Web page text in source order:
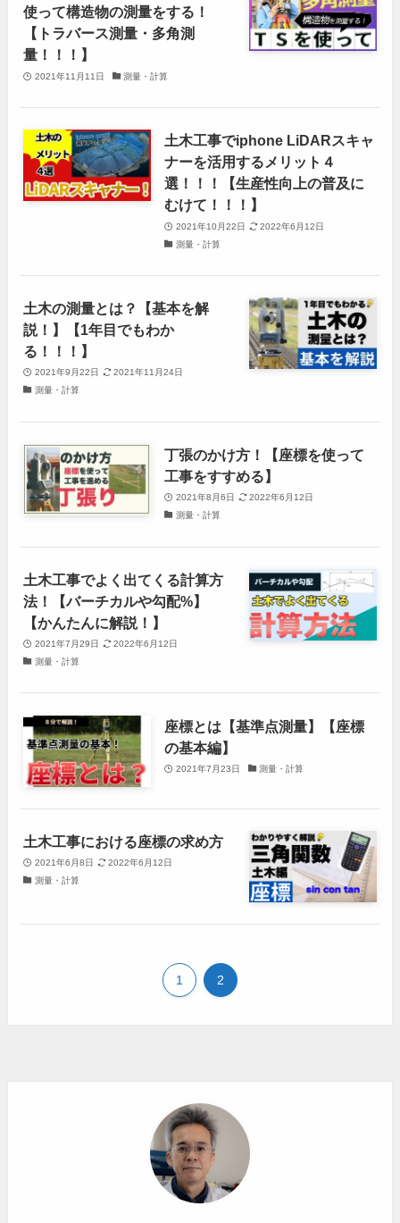
使って構造物の測量をする！
【トラバース測量・多角測
量！！！】
2021年11月11日 測量・計算
土木工事でiphone LiDARスキャ
ナーを活用するメリット４
選！！！【生産性向上の普及に
むけて！！！】
2021年10月22日
2022年6月12日
測量・計算
土木の測量とは？【基本を解
説！】【1年目でもわか
る！！！】
2021年9月22日
2021年11月24日
測量・計算
丁張のかけ方！【座標を使って
工事をすすめる】
2021年8月6日
2022年6月12日
測量・計算
土木工事でよく出てくる計算方
法！【バーチカルや勾配%】
【かんたんに解説！】
2021年7月29日
2022年6月12日
測量・計算
座標とは【基準点測量】【座標
の基本編】
2021年7月23日 測量・計算
土木工事における座標の求め方
2021年6月8日
2022年6月12日
測量・計算
1 2